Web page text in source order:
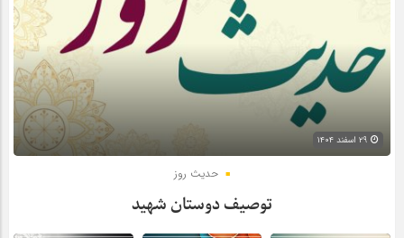
حدیث روز
توصیف دوستان شهید